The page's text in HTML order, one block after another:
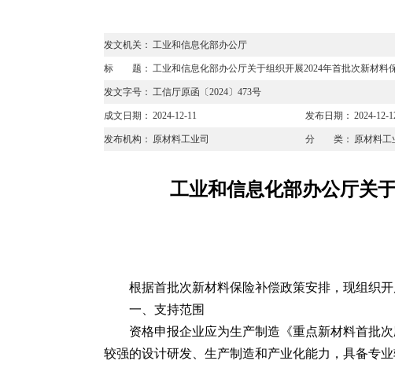
发文机关： 工业和信息化部办公厅
标 题： 工业和信息化部办公厅关于组织开展2024年首批次新材料
发文字号： 工信厅原函〔2024〕473号
成文日期： 2024-12-11 发布日期： 2024-12-
发布机构： 原材料工业司 分 类： 原材料工
工业和信息化部办公厅关
根据首批次新材料保险补偿政策安排，现组织
一、支持范围
资格申报企业应为生产制造《重点新材料首批
较强的设计研发、生产制造和产业化能力，具备专